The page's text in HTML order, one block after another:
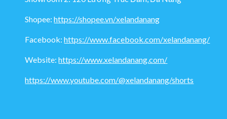
Shopee: https://shopee.vn/xelandanang
Facebook:https://www.facebook.com/xelandanang/
Website: https://www.xelandanang.com/
https://www.youtube.com/@xelandanang/shorts